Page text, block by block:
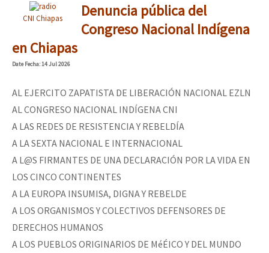
CNI Chiapas
Denuncia pública del
Congreso Nacional Indígena
en Chiapas
DateFecha: 14 Jul 2026
AL EJERCITO ZAPATISTA DE LIBERACIÓN NACIONAL EZLN
AL CONGRESO NACIONAL INDÍGENA CNI
A LAS REDES DE RESISTENCIA Y REBELDÍA
A LA SEXTA NACIONAL E INTERNACIONAL
A L@S FIRMANTES DE UNA DECLARACIÓN POR LA VIDA EN
LOS CINCO CONTINENTES
A LA EUROPA INSUMISA, DIGNA Y REBELDE
A LOS ORGANISMOS Y COLECTIVOS DEFENSORES DE
DERECHOS HUMANOS
A LOS PUEBLOS ORIGINARIOS DE MéÉICO Y DEL MUNDO